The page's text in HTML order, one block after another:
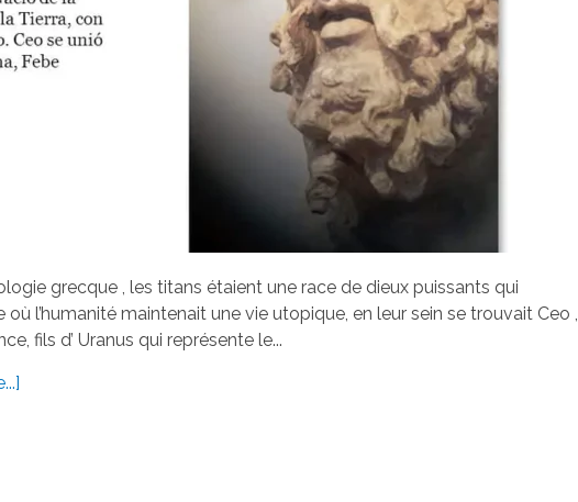
grecque , les titans étaient une race de dieux puissants qui
où l’humanité maintenait une vie utopique, en leur sein se trouvait Ceo ,
fils d’ Uranus qui représente le...